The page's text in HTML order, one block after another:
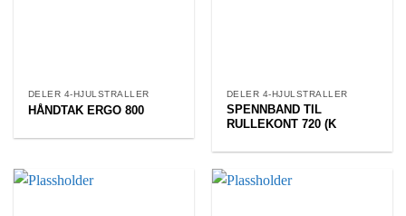
DELER 4-HJULSTRALLER
HÅNDTAK ERGO 800
DELER 4-HJULSTRALLER
SPENNBAND TIL
RULLEKONT 720 (K